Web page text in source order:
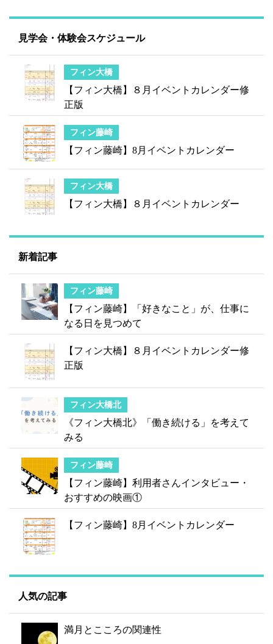
見学会・体験会スケジュール
フィン大橋
【フィン大橋】８月イベントカレンダー修
正版
フィン藤崎
【フィン藤崎】8月イベントカレンダー
フィン大橋
【フィン大橋】８月イベントカレンダー
新着記事
フィン藤崎
【フィン藤崎】「好きなこと」が、仕事に
なる日を見つめて
【フィン大橋】８月イベントカレンダー修
正版
フィン大橋北
《フィン大橋北》「働き続ける」を考えて
みる
フィン藤崎
【フィン藤崎】利用者さんインタビュー・
おすすめの映画①
【フィン藤崎】8月イベントカレンダー
人気の記事
満月とこころの関連性